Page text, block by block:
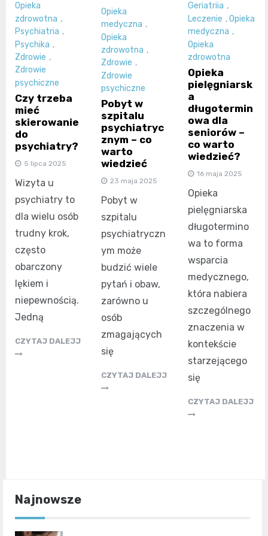
Opieka
zdrowotna ,
Psychiatria ,
Psychika ,
Zdrowie ,
Zdrowie
psychiczne
Czy trzeba
mieć
skierowanie
do
psychiatry?
5 lipca 2025
Wizyta u
psychiatry to
dla wielu osób
trudny krok,
często
obarczony
lękiem i
niepewnością.
Jedną
CZYTAJ DALEJJ
Opieka
medyczna ,
Opieka
zdrowotna ,
Zdrowie ,
Zdrowie
psychiczne
Pobyt w
szpitalu
psychiatryc
znym – co
warto
wiedzieć
23 maja 2025
Pobyt w
szpitalu
psychiatryczn
ym może
budzić wiele
pytań i obaw,
zarówno u
osób
zmagających
się
CZYTAJ DALEJJ
Geriatriia ,
Leczenie ,Opieka
medyczna ,
Opieka
zdrowotna
Opieka
pielęgniarsk
a
długotermin
owa dla
seniorów –
co warto
wiedzieć?
16 maja 2025
Opieka
pielęgniarska
długotermino
wa to forma
wsparcia
medycznego,
która nabiera
szczególnego
znaczenia w
kontekście
starzejącego
się
CZYTAJ DALEJJ
Najnowsze